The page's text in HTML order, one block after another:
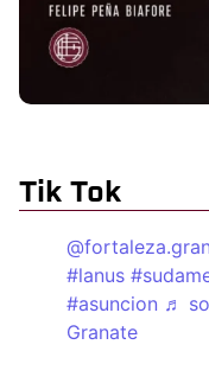
Tik Tok
#lanus
#asuncion ♬
Granate